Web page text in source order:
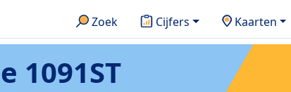
Zoek Cijfers Kaarten
1091ST